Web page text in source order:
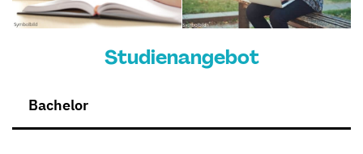
Studienangebot
Bachelor